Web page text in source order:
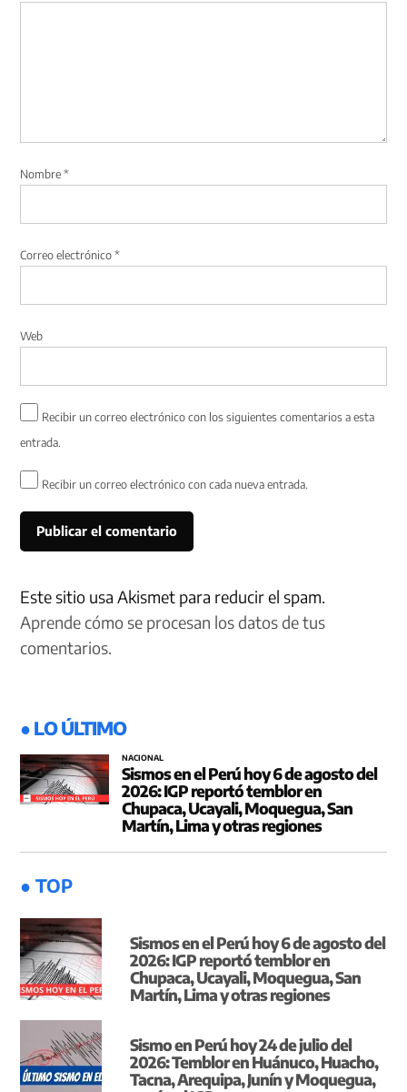
Nombre*
Correo electrónico*
Web
Recibir un correo electrónico con los siguientes comentarios a esta
entrada.
Recibir un correo electrónico con cada nueva entrada.
Este sitio usa Akismet para reducir el spam.
Aprende cómo se procesan los datos de tus
comentarios.
● LO ÚLTIMO
NACIONAL
Sismos en el Perú hoy 6 de agosto del
2026: IGP reportó temblor en
Chupaca, Ucayali, Moquegua, San
Martín, Lima y otras regiones
● TOP
Sismos en el Perú hoy 6 de agosto del
2026: IGP reportó temblor en
Chupaca, Ucayali, Moquegua, San
Martín, Lima y otras regiones
Sismo en Perú hoy 24 de julio del
2026: Temblor en Huánuco, Huacho,
Tacna, Arequipa, Junín y Moquegua,